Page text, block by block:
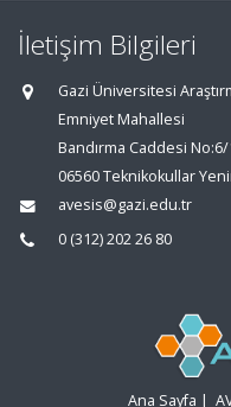
İletişim Bilgileri
Gazi Üniversitesi
Emniyet Mahallesi
Bandırma Caddesi
06560 Teknikokullar
avesis@gazi.edu.tr
0 (312) 202 26 80
Ana Sayfa |